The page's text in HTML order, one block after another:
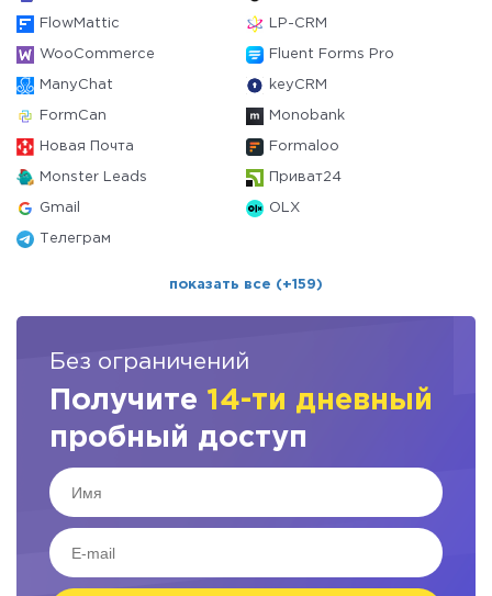
FlowMattic LP-CRM
WooCommerce Fluent Forms Pro
ManyChat keyCRM
FormCan Monobank
Новая Почта Formaloo
Monster Leads Приват24
Gmail OLX
Телеграм
показать все (+159)
Без ограничений
Получите 14-ти дневный
пробный доступ